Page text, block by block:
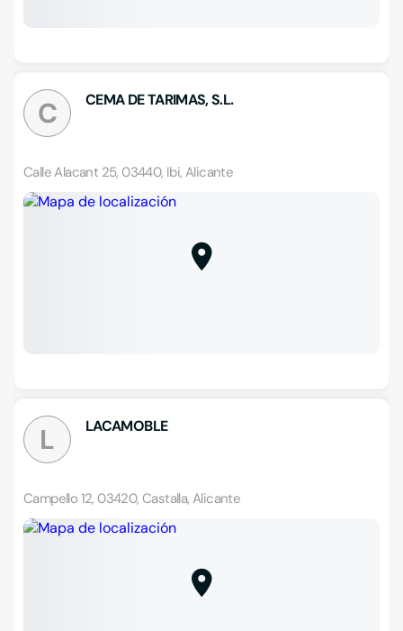
C CEMA DE TARIMAS, S.L.
Calle Alacant 25, 03440, Ibi, Alicante
L LACAMOBLE
Campello 12, 03420, Castalla, Alicante